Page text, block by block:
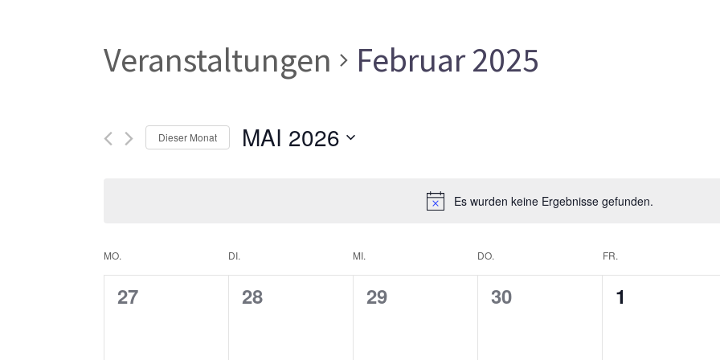
Es wurden keine Ergebnisse gefunden.
Veranstaltungen Februar 2025
Dieser Monat MAI 2026
Kalender
von
MO. DI. MI. DO. FR.
0
27
0
28
0
29
0
30
0
1